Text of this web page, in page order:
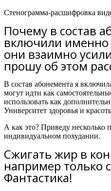
Стенограмма-расшифровка
Почему в состав
включили именно
они взаимно
прошу об этом
В состав абонемента я
могут идти как
использовать как
Университет здоровья и
А как это? Приведу несколько
индивидуальном похудании.
Сжигать жир в
например только
Фантастика!